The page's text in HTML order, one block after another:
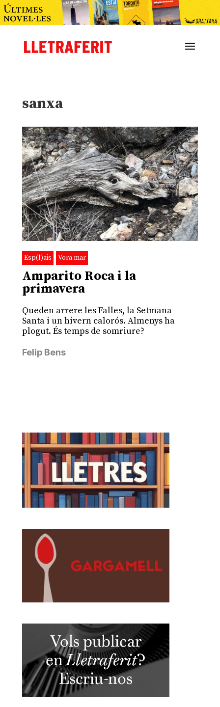
sanxa
Esp(l)ais Vora mar
Amparito Roca i la
primavera
Queden arrere les Falles, la Setmana
Santa i un hivern calorós. Almenys ha
plogut. És temps de somriure?
Felip Bens